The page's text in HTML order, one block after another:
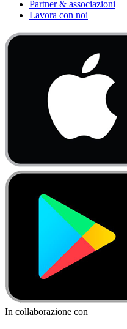
Partner & associazioni
Lavora con noi
In collaborazione con